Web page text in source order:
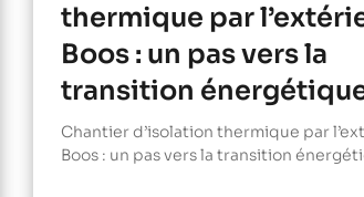
thermique par
Boos : un pas vers la
transition
Chantier d’isolation thermique par
Boos : un pas vers la transition